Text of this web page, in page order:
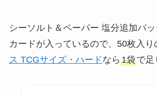
シーソルト＆ペーパー 塩分追加パ
カードが入っているので、50枚入り
ス TCGサイズ・ハードなら 1袋で足